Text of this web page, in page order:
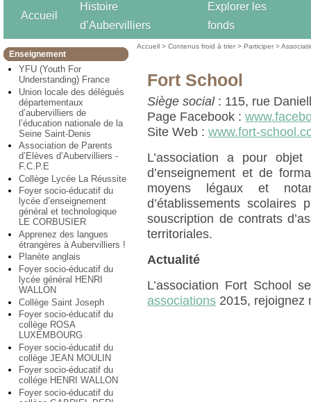
Accueil
Histoire
d’Aubervilliers
Explorer les
fonds
Enseignement
YFU (Youth For
Understanding) France
Union locale des délégués
départementaux
d’aubervilliers de
l’éducation nationale de la
Seine Saint-Denis
Association de Parents
d’Elèves d’Aubervilliers -
F.C.P.E
Collège Lycée La Réussite
Foyer socio-éducatif du
lycée d’enseignement
général et technologique
LE CORBUSIER
Apprenez des langues
étrangères à Aubervilliers !
Planète anglais
Foyer socio-éducatif du
lycée général HENRI
WALLON
Collège Saint Joseph
Foyer socio-éducatif du
collège ROSA
LUXEMBOURG
Foyer socio-éducatif du
collège JEAN MOULIN
Foyer socio-éducatif du
collége HENRI WALLON
Foyer socio-éducatif du
Accueil >Contenus froid à trier >Participer >
Fort School
Siège social: 115, rue
Page Facebook :
Site Web :www.fort-
L’association a pour
d’enseignement et de
moyens légaux et
d’établissements scolaires
souscription de contrats
territoriales.
Actualité
L’association Fort School
associations 2015, rejoignez